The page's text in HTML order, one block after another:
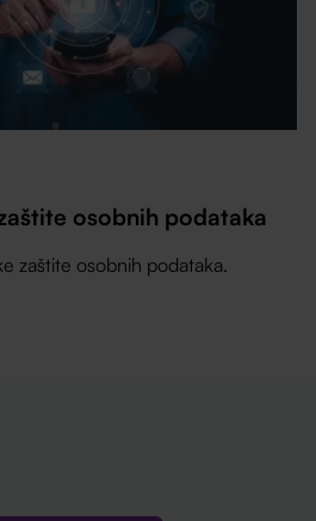
osobnih podataka
zaštite osobnih podataka.